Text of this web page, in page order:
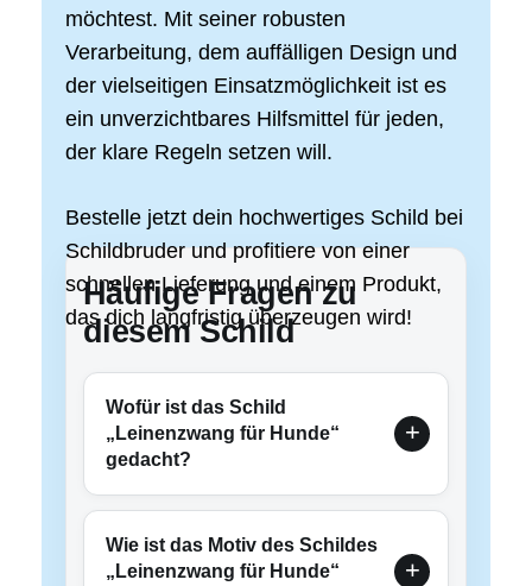
möchtest. Mit seiner robusten
Verarbeitung, dem auffälligen Design und
der vielseitigen Einsatzmöglichkeit ist es
ein unverzichtbares Hilfsmittel für jeden,
der klare Regeln setzen will.
Bestelle jetzt dein hochwertiges Schild bei
Schildbruder und profitiere von einer
schnellen Lieferung und einem Produkt,
das dich langfristig überzeugen wird!
Häufige Fragen zu
diesem Schild
Wofür ist das Schild
„Leinenzwang für Hunde“
gedacht?
Wie ist das Motiv des Schildes
„Leinenzwang für Hunde“